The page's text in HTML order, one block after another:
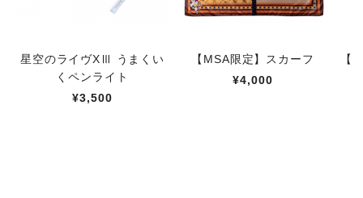
星空のライヴXⅢ うまくい
くペンライト
¥3,500
【MSA限定】スカーフ
¥4,000
【